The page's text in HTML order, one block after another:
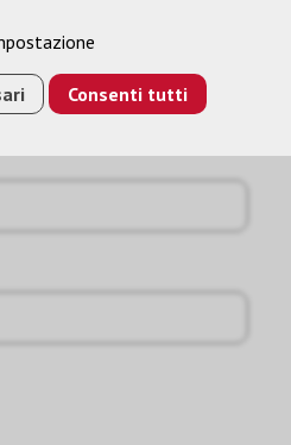
Consenti tutti